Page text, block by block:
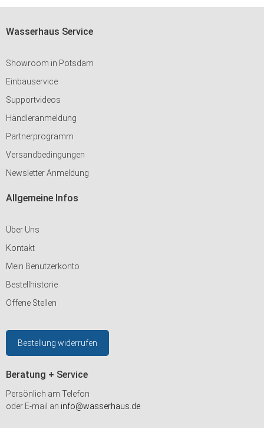
Wasserhaus Service
Showroom in Potsdam
Einbauservice
Supportvideos
Händleranmeldung
Partnerprogramm
Versandbedingungen
Newsletter Anmeldung
Allgemeine Infos
Über Uns
Kontakt
Mein Benutzerkonto
Bestellhistorie
Offene Stellen
Bestellung widerrufen
Beratung + Service
Persönlich am Telefon
oder E-mail an info@wasserhaus.de